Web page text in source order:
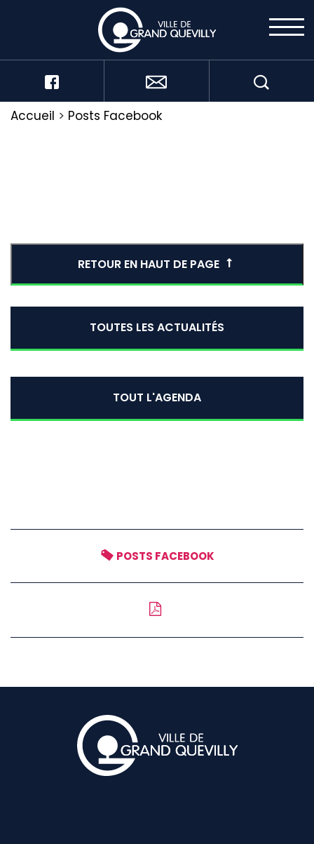
Accueil > Posts Facebook
RETOUR EN HAUT DE PAGE
TOUTES LES ACTUALITÉS
TOUT L'AGENDA
POSTS FACEBOOK